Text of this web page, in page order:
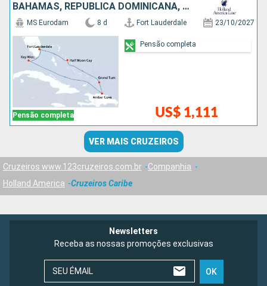
BAHAMAS, REPUBLICA DOMINICANA, ESTADOS UNIDOS
Pensão completa
MS Eurodam 8 d Fort Lauderdale 23/10/2027
US$ 1,111
Pensão completa
VER MAIS CRUZEIROS
Cruzeiros www.123cruzeiros.com.br
Companhia
Holland America
Cruzeiros Caribe
Newsletters
Receba as nossas promoções exclusivas
SEU ÉMAIL OK